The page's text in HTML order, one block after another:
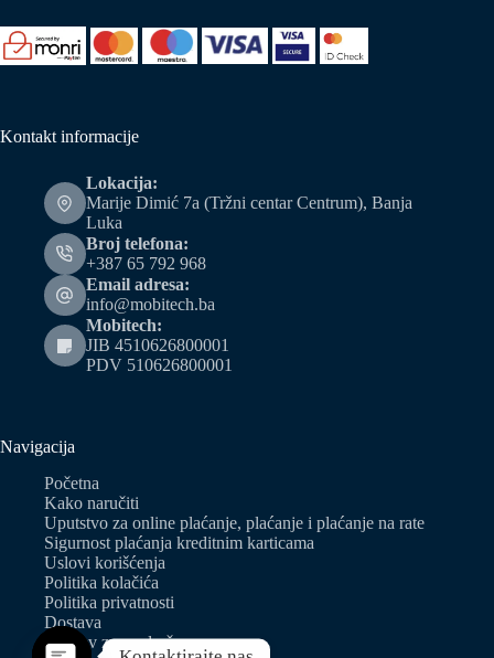
Kontakt informacije
Lokacija:
Marije Dimić 7a (Tržni centar Centrum), Banja
Luka
Broj telefona:
+387 65 792 968
Email adresa:
info@mobitech.ba
Mobitech:
JIB 4510626800001
PDV 510626800001
Navigacija
Početna
Kako naručiti
Uputstvo za online plaćanje, plaćanje i plaćanje na rate
Sigurnost plaćanja kreditnim karticama
Uslovi korišćenja
Politika kolačića
Politika privatnosti
Dostava
Zahtjev za predračun